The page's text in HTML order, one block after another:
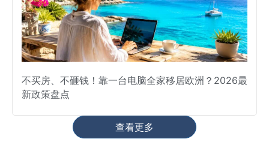
不买房、不砸钱！靠一台电脑全家移居欧洲？2026最
新政策盘点
查看更多